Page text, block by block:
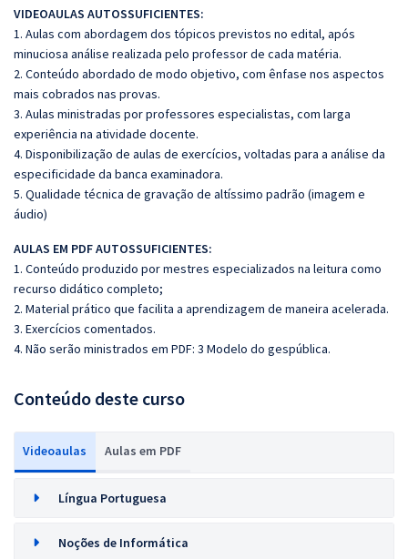
VIDEOAULAS AUTOSSUFICIENTES:
1. Aulas com abordagem dos tópicos previstos no edital, após
minuciosa análise realizada pelo professor de cada matéria.
2. Conteúdo abordado de modo objetivo, com ênfase nos aspectos
mais cobrados nas provas.
3. Aulas ministradas por professores especialistas, com larga
experiência na atividade docente.
4. Disponibilização de aulas de exercícios, voltadas para a análise da
especificidade da banca examinadora.
5. Qualidade técnica de gravação de altíssimo padrão (imagem e
áudio)
AULAS EM PDF AUTOSSUFICIENTES:
1. Conteúdo produzido por mestres especializados na leitura como
recurso didático completo;
2. Material prático que facilita a aprendizagem de maneira acelerada.
3. Exercícios comentados.
4. Não serão ministrados em PDF: 3 Modelo do gespública.
Conteúdo deste curso
Videoaulas Aulas em PDF
Língua Portuguesa
Noções de Informática